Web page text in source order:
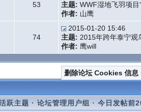
53
主题: WWF湿地飞羽项目
作者: 山鹰
74
2015-01-20 15:46
主题: 2015年跨年泰宁观
作者: 鹰will
删除论坛 Cookies 信息
跃主题 ·论坛管理用户组 ·今日发帖前